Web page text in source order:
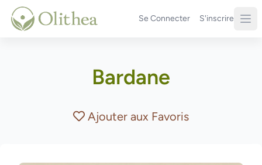
Se Connecter S'inscrire
Bardane
Ajouter aux Favoris